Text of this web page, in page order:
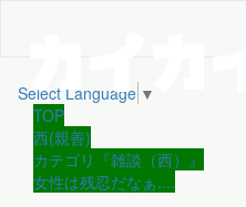
Select Language ▼
TOP
西(親善)
カテゴリ『雑談（西）』
女性は残忍だなぁ....